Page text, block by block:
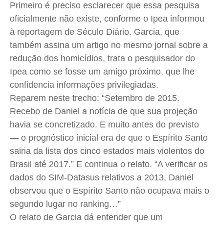
Primeiro é preciso esclarecer que essa pesquisa
oficialmente não existe, conforme o Ipea informou
à reportagem de Século Diário. Garcia, que
também assina um artigo no mesmo jornal sobre a
redução dos homicídios, trata o pesquisador do
Ipea como se fosse um amigo próximo, que lhe
confidencia informações privilegiadas.
Reparem neste trecho: “Setembro de 2015.
Recebo de Daniel a notícia de que sua projeção
havia se concretizado. E muito antes do previsto
— o prognóstico inicial era de que o Espírito Santo
sairia da lista dos cinco estados mais violentos do
Brasil até 2017.” E continua o relato. “A verificar os
dados do SIM-Datasus relativos a 2013, Daniel
observou que o Espírito Santo não ocupava mais o
segundo lugar no ranking…”
O relato de Garcia dá entender que um